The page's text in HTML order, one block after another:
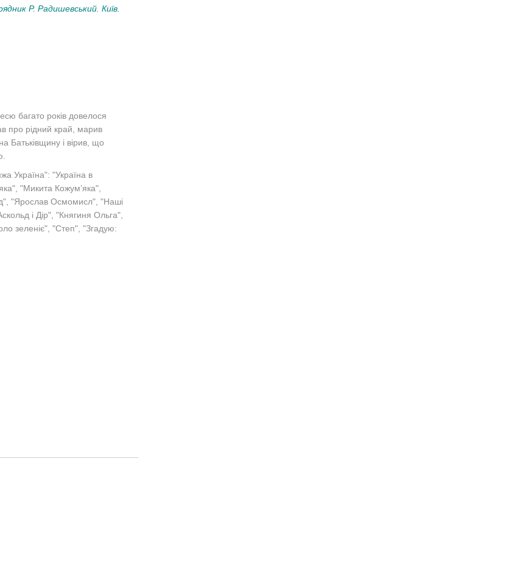
Р. Радишевський. Київ.
багато років довелося
про рідний край, марив
Батьківщину і вірив, що
Україна": "Україна в
"Микита Кожум’яка",
"Ярослав Осмомисл", "Наші
і Дір", "Княгиня Ольга",
зеленіє", "Степ", "Згадую: